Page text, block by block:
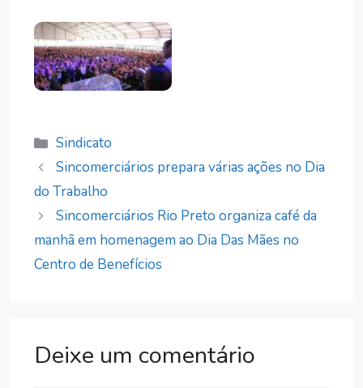
Categorias
Sindicato
Sincomerciários prepara várias ações no Dia
do Trabalho
Sincomerciários Rio Preto organiza café da
manhã em homenagem ao Dia Das Mães no
Centro de Benefícios
Deixe um comentário